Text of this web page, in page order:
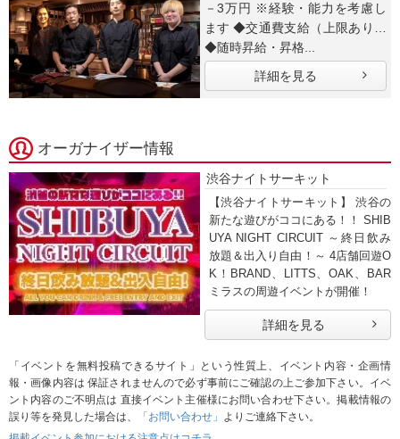
－3万円 ※経験・能力を考慮し
ます ◆交通費支給（上限あり）
◆随時昇給・昇格...
詳細を見る
オーガナイザー情報
渋谷ナイトサーキット
【渋谷ナイトサーキット】 渋谷の
新たな遊びがココにある！！ SHIB
UYA NIGHT CIRCUIT ～終日飲み
放題＆出入り自由！～ 4店舗回遊O
K！BRAND、LITTS、OAK、BAR
ミラスの周遊イベントが開催！
詳細を見る
「イベントを無料投稿できるサイト」という性質上、イベント内容・企画情
報・画像内容は 保証されませんので必ず事前にご確認の上ご参加下さい。イベ
ント内容のご不明点は 直接イベント主催様にお問い合わせ下さい。掲載情報の
誤り等を発見した場合は、
「お問い合わせ」
よりご連絡下さい。